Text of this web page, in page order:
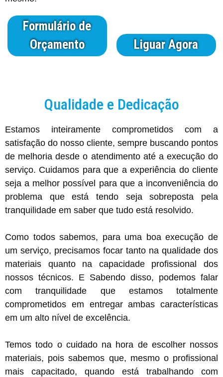
Formulário de
Orçamento
Liguar Agora
Qualidade e Dedicação
Estamos inteiramente comprometidos com a
satisfação do nosso cliente, sempre buscando pontos
de melhoria desde o atendimento até a execução do
serviço. Cuidamos para que a experiência do cliente
seja a melhor possível para que a inconveniência do
problema que está tendo seja sobreposta pela
tranquilidade em saber que tudo está resolvido.
Como todos sabemos, para uma boa execução de
um serviço, precisamos focar tanto na qualidade dos
materiais quanto na capacidade profissional dos
nossos técnicos. E Sabendo disso, podemos falar
com tranquilidade que estamos totalmente
comprometidos em entregar ambas características
em um alto nível de excelência.
Temos todo o cuidado na hora de escolher nossos
materiais, pois sabemos que, mesmo o profissional
mais capacitado, quando está trabalhando com